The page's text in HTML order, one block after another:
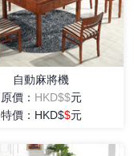
自動麻將機
原價： HKD$$元
特價：HKD$$元